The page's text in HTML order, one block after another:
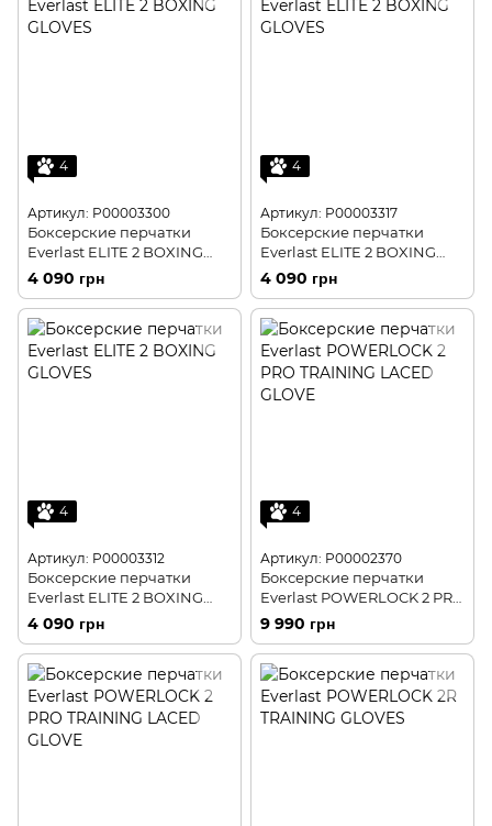
4
Артикул: P00003300
Боксерские перчатки
Everlast ELITE 2 BOXING
GLOVES
4 090 грн
4
Артикул: P00003317
Боксерские перчатки
Everlast ELITE 2 BOXING
GLOVES
4 090 грн
4
Артикул: P00003312
Боксерские перчатки
Everlast ELITE 2 BOXING
GLOVES
4 090 грн
4
Артикул: P00002370
Боксерские перчатки
Everlast POWERLOCK 2 PRO
TRAINING LACED GLOVE
9 990 грн